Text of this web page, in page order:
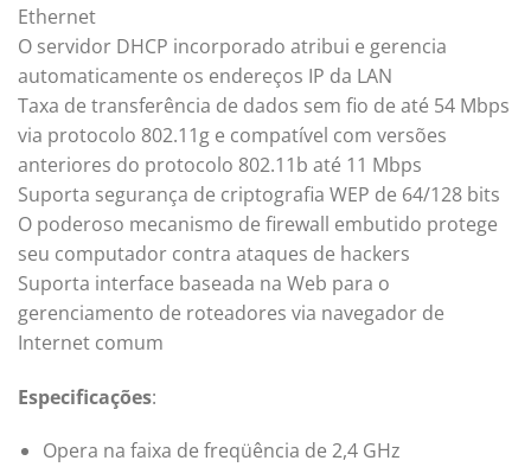
Ethernet
O servidor DHCP incorporado atribui e gerencia
automaticamente os endereços IP da LAN
Taxa de transferência de dados sem fio de até 54 Mbps
via protocolo 802.11g e compatível com versões
anteriores do protocolo 802.11b até 11 Mbps
Suporta segurança de criptografia WEP de 64/128 bits
O poderoso mecanismo de firewall embutido protege
seu computador contra ataques de hackers
Suporta interface baseada na Web para o
gerenciamento de roteadores via navegador de
Internet comum
Especificações:
Opera na faixa de freqüência de 2,4 GHz